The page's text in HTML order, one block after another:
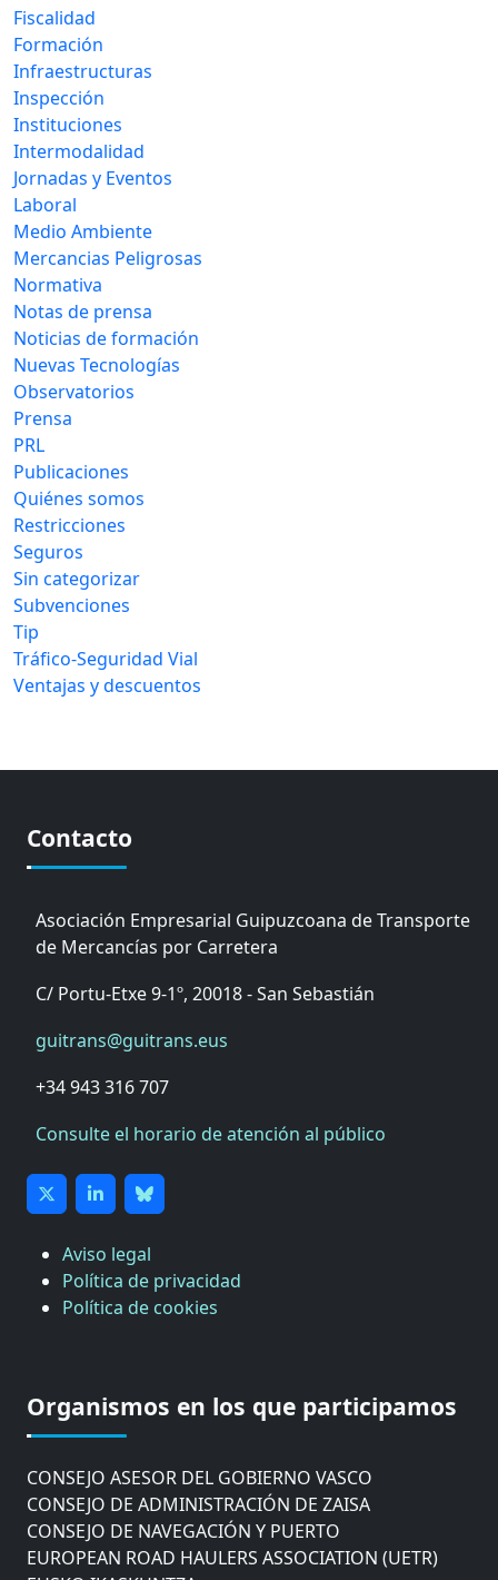
Fiscalidad
Formación
Infraestructuras
Inspección
Instituciones
Intermodalidad
Jornadas y Eventos
Laboral
Medio Ambiente
Mercancias Peligrosas
Normativa
Notas de prensa
Noticias de formación
Nuevas Tecnologías
Observatorios
Prensa
PRL
Publicaciones
Quiénes somos
Restricciones
Seguros
Sin categorizar
Subvenciones
Tip
Tráfico-Seguridad Vial
Ventajas y descuentos
Contacto
Asociación Empresarial Guipuzcoana de Transporte
de Mercancías por Carretera
C/ Portu-Etxe 9-1º, 20018 - San Sebastián
guitrans@guitrans.eus
+34 943 316 707
Consulte el horario de atención al público
Aviso legal
Política de privacidad
Política de cookies
Organismos en los que participamos
AYUNTAMIENTO DE DONOSTIA
COMITÉ DE INSPECCION DE GIPUZKOA
CONSEJO ASESOR DEL GOBIERNO VASCO
CONSEJO DE ADMINISTRACIÓN DE ZAISA
CONSEJO DE NAVEGACIÓN Y PUERTO
EUROPEAN ROAD HAULERS ASSOCIATION (UETR)